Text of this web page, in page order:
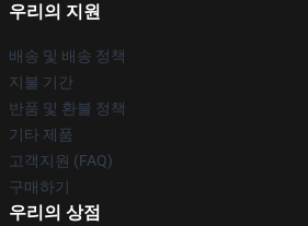
우리의 지원
배송 및 배송 정책
지불 기간
반품 및 환불 정책
기타 제품
고객지원 (FAQ)
구매하기
우리의 상점